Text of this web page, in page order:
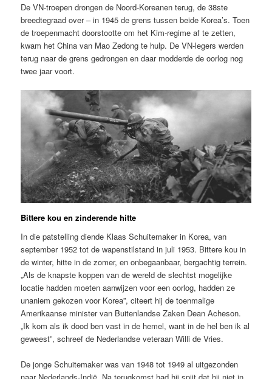
De VN-troepen drongen de Noord-Koreanen terug, de 38ste
breedtegraad over – in 1945 de grens tussen beide Korea’s. Toen
de troepenmacht doorstootte om het Kim-regime af te zetten,
kwam het China van Mao Zedong te hulp. De VN-legers werden
terug naar de grens gedrongen en daar modderde de oorlog nog
twee jaar voort.
Bittere kou en zinderende hitte
In die patstelling diende Klaas Schuitemaker in Korea, van
september 1952 tot de wapenstilstand in juli 1953. Bittere kou in
de winter, hitte in de zomer, en onbegaanbaar, bergachtig terrein.
„Als de knapste koppen van de wereld de slechtst mogelijke
locatie hadden moeten aanwijzen voor een oorlog, hadden ze
unaniem gekozen voor Korea”, citeert hij de toenmalige
Amerikaanse minister van Buitenlandse Zaken Dean Acheson.
„Ik kom als ik dood ben vast in de hemel, want in de hel ben ik al
geweest”, schreef de Nederlandse veteraan Willi de Vries.
De jonge Schuitemaker was van 1948 tot 1949 al uitgezonden